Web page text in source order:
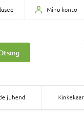
Minu konto
juhend